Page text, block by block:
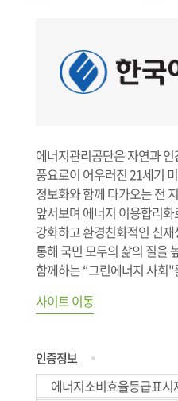
에너지관리공단은 자연과
풍요로이 어우러진 21세기
정보화와 함께 다가오는 전
앞서보며 에너지 이용합리
강화하고 환경친화적인 신
통해 국민 모두의 삶의 질을
함께하는 “그린에너지 사회
사이트 이동
인증정보
에너지소비효율등급표시